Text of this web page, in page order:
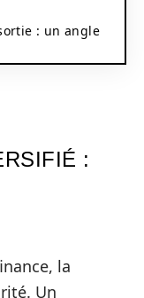
: un angle
:
la
Un